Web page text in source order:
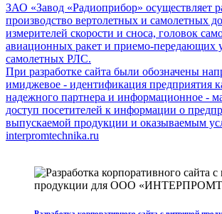
ЗАО «Завод «Радиоприбор» осуществляет
производство вертолетных и самолетных
измерителей скорости и сноса, головок
авиационных ракет и приемо-передающих
самолетных РЛС.
При разработке сайта были обозначены
имиджевое - идентификация предприятия
надежного партнера и информационное -
доступ посетителей к информации о
выпускаемой продукции и оказываемым
interpromtechnika.ru